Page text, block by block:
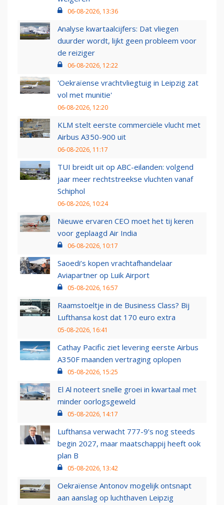
06-08-2026, 13:36
Analyse kwartaalcijfers: Dat vliegen
duurder wordt, lijkt geen probleem voor
de reiziger
06-08-2026, 12:22
'Oekraïense vrachtvliegtuig in Leipzig zat
vol met munitie'
06-08-2026, 12:20
KLM stelt eerste commerciële vlucht met
Airbus A350-900 uit
06-08-2026, 11:17
TUI breidt uit op ABC-eilanden: volgend
jaar meer rechtstreekse vluchten vanaf
Schiphol
06-08-2026, 10:24
Nieuwe ervaren CEO moet het tij keren
voor geplaagd Air India
06-08-2026, 10:17
Saoedi’s kopen vrachtafhandelaar
Aviapartner op Luik Airport
05-08-2026, 16:57
Raamstoeltje in de Business Class? Bij
Lufthansa kost dat 170 euro extra
05-08-2026, 16:41
Cathay Pacific ziet levering eerste Airbus
A350F maanden vertraging oplopen
05-08-2026, 15:25
El Al noteert snelle groei in kwartaal met
minder oorlogsgeweld
05-08-2026, 14:17
Lufthansa verwacht 777-9’s nog steeds
begin 2027, maar maatschappij heeft ook
plan B
05-08-2026, 13:42
Oekraïense Antonov mogelijk ontsnapt
aan aanslag op luchthaven Leipzig